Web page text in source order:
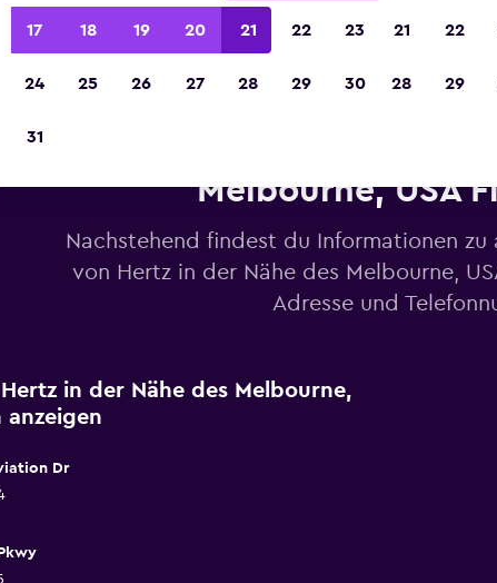
Melbourne, USA
Nachstehend findest du Informationen
von Hertz in der Nähe des Melbourne,
Adresse und
in der Nähe des Melbourne,
anzeigen
Dr
17 18 19 20 21 22 23
24 25 26 27 28 29 30
31
21 22
28 29